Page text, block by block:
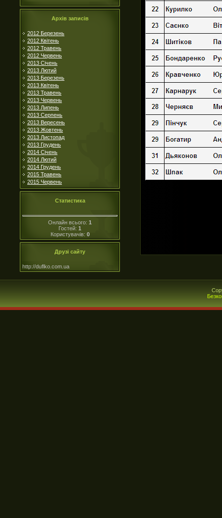
Архів записів
2012 Березень
2012 Квітень
2012 Травень
2012 Червень
2013 Січень
2013 Лютий
2013 Березень
2013 Квітень
2013 Травень
2013 Червень
2013 Липень
2013 Серпень
2013 Вересень
2013 Жовтень
2013 Листопад
2013 Грудень
2014 Січень
2014 Лютий
2014 Грудень
2015 Травень
2015 Червень
Статистика
Онлайн всього: 1
Гостей: 1
Користувачів: 0
Друзі сайту
http://duflko.com.ua